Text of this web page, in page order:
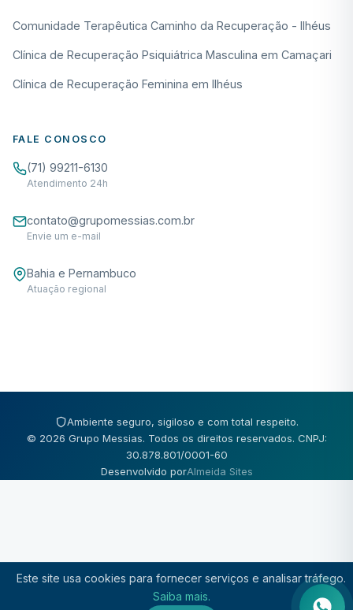
Comunidade Terapêutica Caminho da Recuperação - Ilhéus
Clínica de Recuperação Psiquiátrica Masculina em Camaçari
Clínica de Recuperação Feminina em Ilhéus
FALE CONOSCO
(71) 99211-6130
Atendimento 24h
contato@grupomessias.com.br
Envie um e-mail
Bahia e Pernambuco
Atuação regional
Ambiente seguro, sigiloso e com total respeito.
© 2026 Grupo Messias. Todos os direitos reservados. CNPJ:
30.878.801/0001-60
Desenvolvido porAlmeida Sites
Este site usa cookies para fornecer serviços e analisar tráfego.
Saiba mais.